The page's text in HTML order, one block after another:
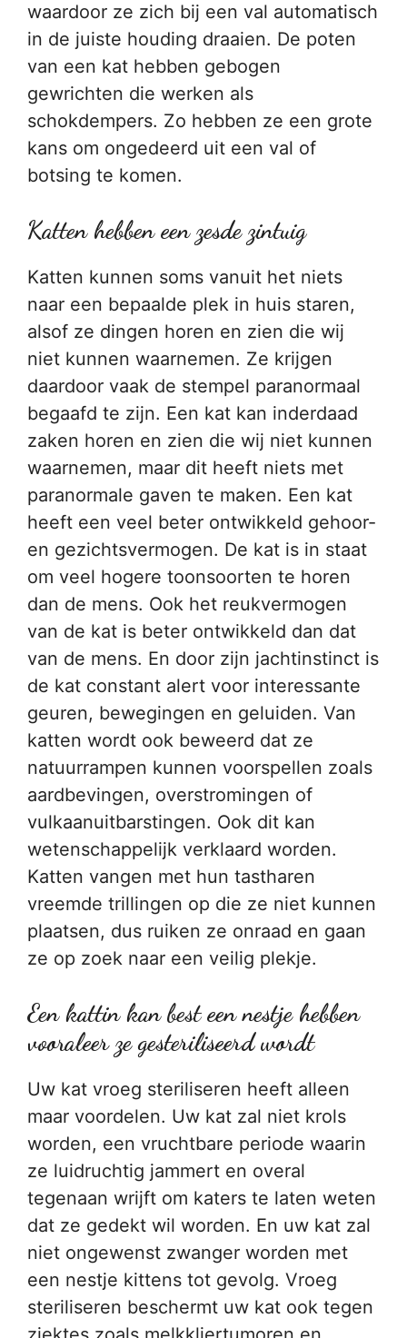
waardoor ze zich bij een val automatisch
in de juiste houding draaien. De poten
van een kat hebben gebogen
gewrichten die werken als
schokdempers. Zo hebben ze een grote
kans om ongedeerd uit een val of
botsing te komen.
Katten hebben een zesde zintuig
Katten kunnen soms vanuit het niets
naar een bepaalde plek in huis staren,
alsof ze dingen horen en zien die wij
niet kunnen waarnemen. Ze krijgen
daardoor vaak de stempel paranormaal
begaafd te zijn. Een kat kan inderdaad
zaken horen en zien die wij niet kunnen
waarnemen, maar dit heeft niets met
paranormale gaven te maken. Een kat
heeft een veel beter ontwikkeld gehoor-
en gezichtsvermogen. De kat is in staat
om veel hogere toonsoorten te horen
dan de mens. Ook het reukvermogen
van de kat is beter ontwikkeld dan dat
van de mens. En door zijn jachtinstinct is
de kat constant alert voor interessante
geuren, bewegingen en geluiden. Van
katten wordt ook beweerd dat ze
natuurrampen kunnen voorspellen zoals
aardbevingen, overstromingen of
vulkaanuitbarstingen. Ook dit kan
wetenschappelijk verklaard worden.
Katten vangen met hun tastharen
vreemde trillingen op die ze niet kunnen
plaatsen, dus ruiken ze onraad en gaan
ze op zoek naar een veilig plekje.
Een kattin kan best een nestje hebben
vooraleer ze gesteriliseerd wordt
Uw kat vroeg steriliseren heeft alleen
maar voordelen. Uw kat zal niet krols
worden, een vruchtbare periode waarin
ze luidruchtig jammert en overal
tegenaan wrijft om katers te laten weten
dat ze gedekt wil worden. En uw kat zal
niet ongewenst zwanger worden met
een nestje kittens tot gevolg. Vroeg
steriliseren beschermt uw kat ook tegen